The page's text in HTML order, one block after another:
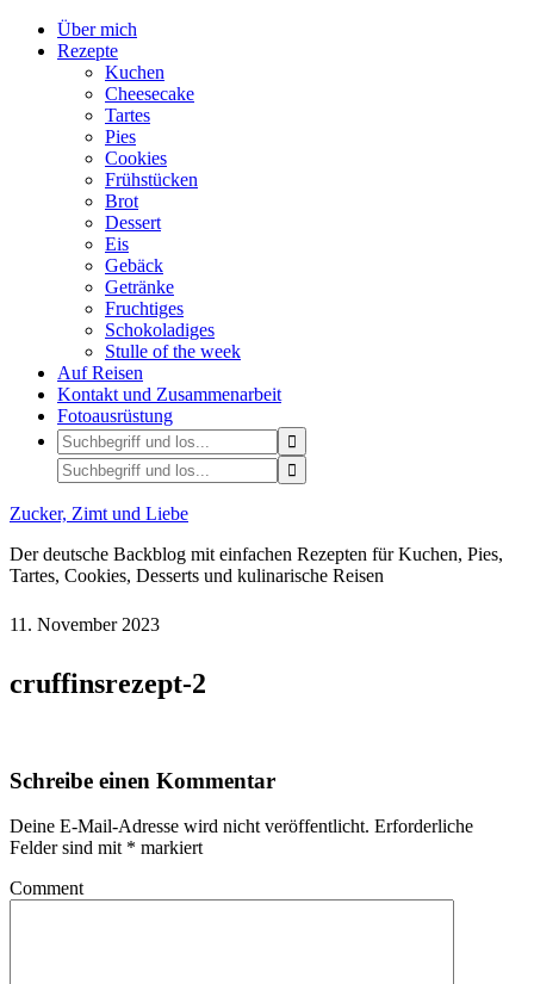
Über mich
Rezepte
Kuchen
Cheesecake
Tartes
Pies
Cookies
Frühstücken
Brot
Dessert
Eis
Gebäck
Getränke
Fruchtiges
Schokoladiges
Stulle of the week
Auf Reisen
Kontakt und Zusammenarbeit
Fotoausrüstung
Zucker, Zimt und Liebe
Der deutsche Backblog mit einfachen Rezepten für Kuchen, Pies,
Tartes, Cookies, Desserts und kulinarische Reisen
11. November 2023
cruffinsrezept-2
Schreibe einen Kommentar
Deine E-Mail-Adresse wird nicht veröffentlicht. Erforderliche
Felder sind mit * markiert
Comment